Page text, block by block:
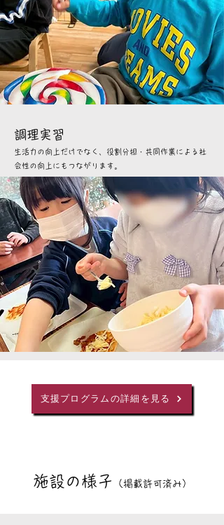
調理実習
生活力の向上だけでなく、役割分担・共同作業による社
会性の向上にもつながります。
支援プログラムの詳細を見る
施設の様子 （掲載許可済み）